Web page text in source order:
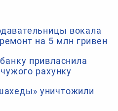
вокала
на 5 млн гривен
привласнила
рахунку
уничтожили